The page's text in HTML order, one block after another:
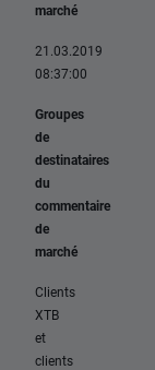
marché
21.03.2019
08:37:00
Groupes
de
destinataires
du
commentaire
de
marché
Clients
XTB
et
clients